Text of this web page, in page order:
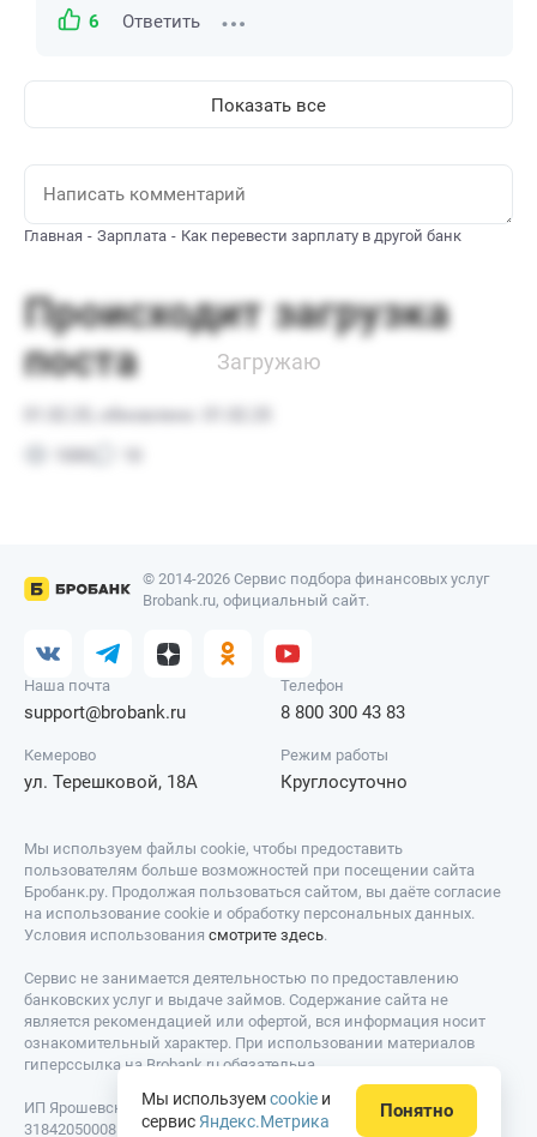
6
Ответить
Показать все
Главная Зарплата Как перевести зарплату в другой банк
© 2014-2026 Сервис подбора финансовых услуг
Brobank.ru, официальный сайт.
Наша почта
support@brobank.ru
Телефон
8 800 300 43 83
Кемерово
ул. Терешковой, 18А
Режим работы
Круглосуточно
Мы используем файлы cookie, чтобы предоставить
пользователям больше возможностей при посещении сайта
Бробанк.ру. Продолжая пользоваться сайтом, вы даёте согласие
на использование cookie и обработку персональных данных.
Условия использования смотрите здесь.
Сервис не занимается деятельностью по предоставлению
банковских услуг и выдаче займов. Содержание сайта не
является рекомендацией или офертой, вся информация носит
ознакомительный характер. При использовании материалов
гиперссылка на Brobank.ru обязательна.
ИП Ярошевский Д.И. ИНН: 423082922740. ОГРНИП:
318420500081301. Свидетельство на товарный знак № 779639 от
Мы используемcookie и
сервис Яндекс.Метрика Понятно